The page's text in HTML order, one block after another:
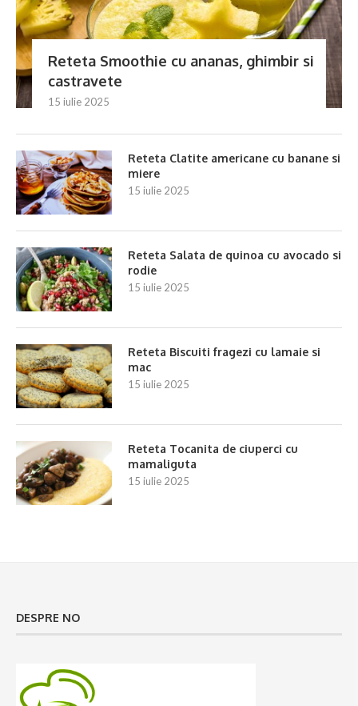
Reteta Smoothie cu ananas, ghimbir si
castravete
15 iulie 2025
Reteta Clatite americane cu banane si
miere
15 iulie 2025
Reteta Salata de quinoa cu avocado si
rodie
15 iulie 2025
Reteta Biscuiti fragezi cu lamaie si
mac
15 iulie 2025
Reteta Tocanita de ciuperci cu
mamaliguta
15 iulie 2025
DESPRE NO